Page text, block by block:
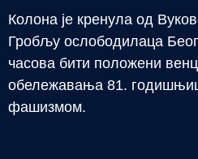
Колона је кренула од
Гробљу ослободилаца
часова бити положени
обележавања 81.
фашизмом.